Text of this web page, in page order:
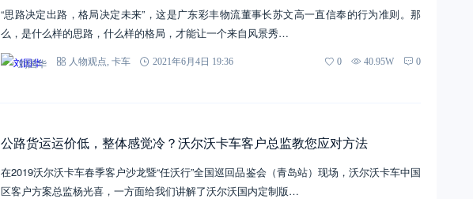
“思路决定出路，格局决定未来”，这是广东彩丰物流董事长苏文高一直信奉的行为准则。那
么，是什么样的思路，什么样的格局，才能让一个来自风景秀…
刘国华 人物观点 卡车 2021年6月4日 19:36 0 40.95W 0
公路货运运价低，整体感觉冷？沃尔沃卡车客户总监教您应对方法
在2019沃尔沃卡车春季客户沙龙暨“任沃行”全国巡回品鉴会（青岛站）现场，沃尔沃卡车中国
区客户方案总监杨光喜，一方面给我们讲解了沃尔沃国内定制版…